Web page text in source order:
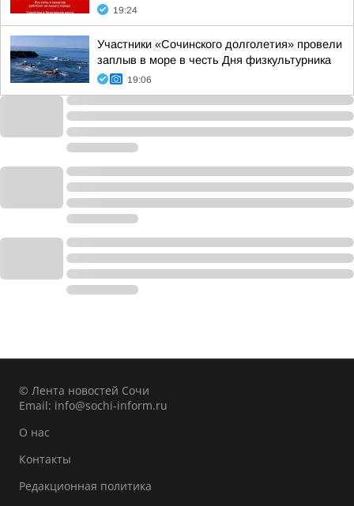
19:24
Участники «Сочинского долголетия» провели
заплыв в море в честь Дня физкультурника
19:06
© Лента новостей Сочи
Email: info@sochi-inform.ru
О нас
Контакты
Редакционная политика